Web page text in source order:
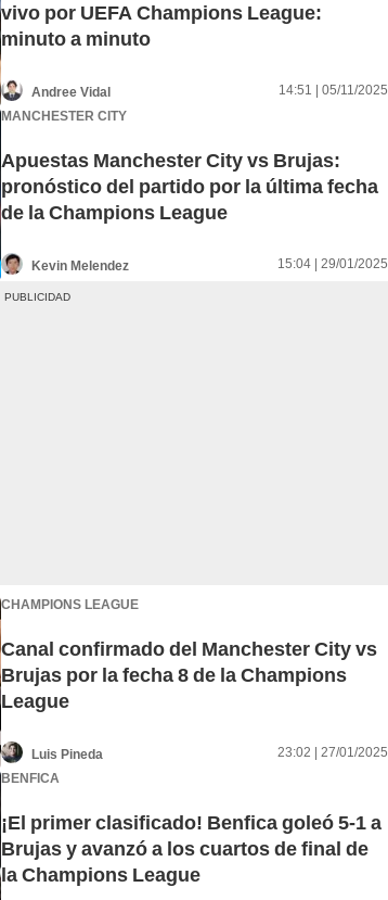
vivo por UEFA Champions League:
minuto a minuto
Andree Vidal
14:51 | 05/11/2025
MANCHESTER CITY
Apuestas Manchester City vs Brujas:
pronóstico del partido por la última fecha
de la Champions League
Kevin Melendez 15:04 | 29/01/2025
CHAMPIONS LEAGUE
Canal confirmado del Manchester City vs
Brujas por la fecha 8 de la Champions
League
Luis Pineda
23:02 | 27/01/2025
BENFICA
¡El primer clasificado! Benfica goleó 5-1 a
Brujas y avanzó a los cuartos de final de
la Champions League